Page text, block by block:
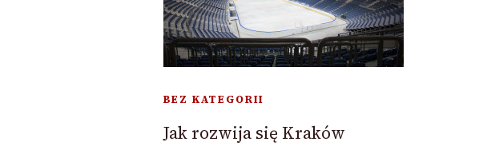
BEZ KATEGORII
Jak rozwija się Kraków